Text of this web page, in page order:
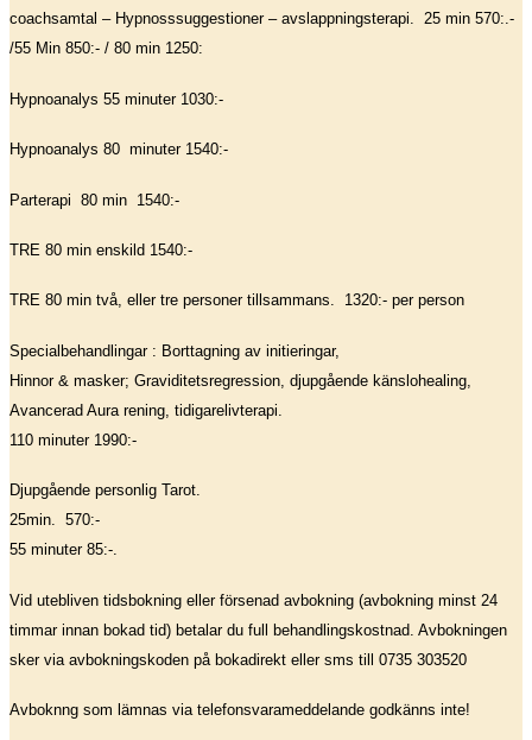
coachsamtal – Hypnosssuggestioner – avslappningsterapi. 25 min 570:.-
/55 Min 850:- / 80 min 1250:
Hypnoanalys 55 minuter 1030:-
Hypnoanalys 80 minuter 1540:-
Parterapi 80 min 1540:-
TRE 80 min enskild 1540:-
TRE 80 min två, eller tre personer tillsammans. 1320:- per person
Specialbehandlingar : Borttagning av initieringar,
Hinnor & masker; Graviditetsregression, djupgående känslohealing,
Avancerad Aura rening, tidigarelivterapi.
110 minuter 1990:-
Djupgående personlig Tarot.
25min. 570:-
55 minuter 85:-.
Vid utebliven tidsbokning eller försenad avbokning (avbokning minst 24
timmar innan bokad tid) betalar du full behandlingskostnad. Avbokningen
sker via avbokningskoden på bokadirekt eller sms till 0735 303520
Avboknng som lämnas via telefonsvarameddelande godkänns inte!